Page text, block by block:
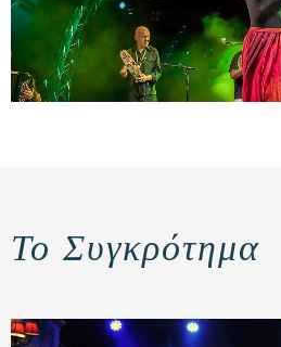
Το Συγκρότημα